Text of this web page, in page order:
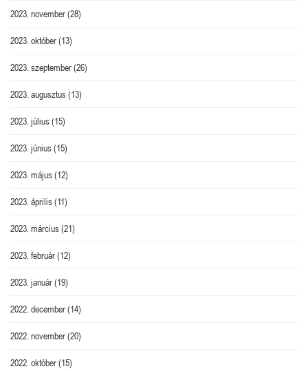
2023. november(28)
2023. október(13)
2023. szeptember(26)
2023. augusztus(13)
2023. július(15)
2023. június(15)
2023. május(12)
2023. április(11)
2023. március(21)
2023. február(12)
2023. január(19)
2022. december(14)
2022. november(20)
2022. október(15)